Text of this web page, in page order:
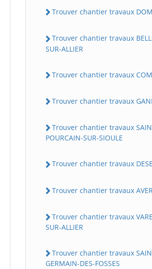
Trouver chantier travaux
Trouver chantier travaux
SUR-ALLIER
Trouver chantier travaux
Trouver chantier travaux
Trouver chantier travaux
POURCAIN-SUR-SIOULE
Trouver chantier travaux
Trouver chantier travaux
Trouver chantier travaux
SUR-ALLIER
Trouver chantier travaux
GERMAIN-DES-FOSSES